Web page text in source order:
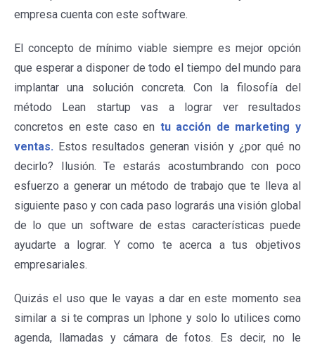
empresa cuenta con este software.
El concepto de mínimo viable siempre es mejor opción
que esperar a disponer de todo el tiempo del mundo para
implantar una solución concreta. Con la filosofía del
método Lean startup vas a lograr ver resultados
concretos en este caso en tu acción de marketing y
ventas. Estos resultados generan visión y ¿por qué no
decirlo? Ilusión. Te estarás acostumbrando con poco
esfuerzo a generar un método de trabajo que te lleva al
siguiente paso y con cada paso lograrás una visión global
de lo que un software de estas características puede
ayudarte a lograr. Y como te acerca a tus objetivos
empresariales.
Quizás el uso que le vayas a dar en este momento sea
similar a si te compras un Iphone y solo lo utilices como
agenda, llamadas y cámara de fotos. Es decir, no le